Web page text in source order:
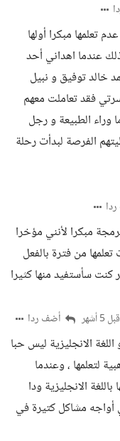
تعلمها مبكرا أولها
عندما اهداني أحد
خالد توفيق و نبيل
فقد تعاملت معهم
وراء الطبيعة و رجل
الفرصة لبدأت رحلة
مبكرا لأنني مؤخرا
من فترة بالفعل
كنت سأستفيد منها كثيرا
قبل 5 أشهر أضف ردا
الانجليزية ليس حبا
لتعلمها ، وعندما
الانجليزية ودا
مشاكل كتيرة في